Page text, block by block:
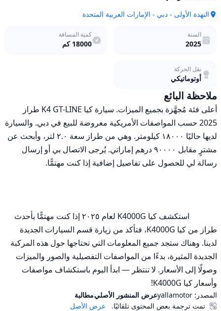
النهدة الأولى - دبي - الإمارات العربية المتحدة
السنة
2025
كمية المسافة
18000 كم
نقل الحركة
أوتوماتيكي
ملاحظة البائع
وأسعار كيا K4000G!
المصدر: yallamotorعرض المنشور الأصليمطالبة
عرض الأصل
تمت ترجمة بعض المحتوى تلقائيًا.